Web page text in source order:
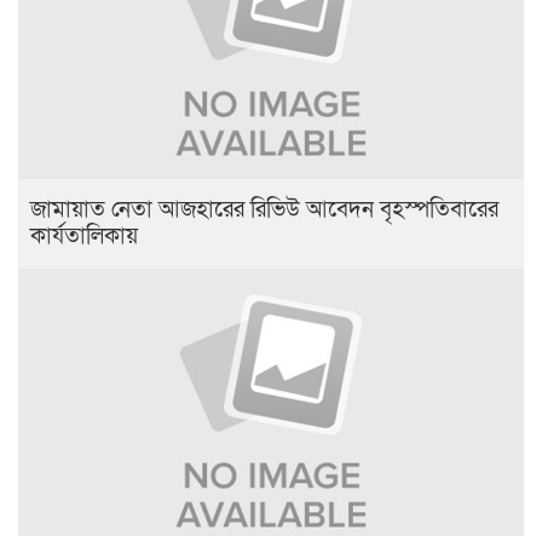
জামায়াত নেতা আজহারের রিভিউ আবেদন বৃহস্পতিবারের
কার্যতালিকায়